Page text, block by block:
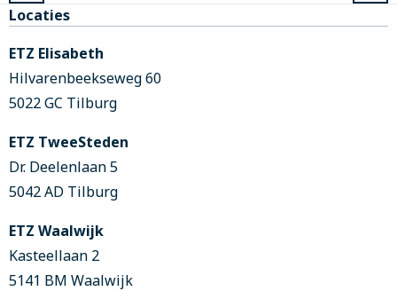
Site
footer
Locaties
ETZ Elisabeth
Hilvarenbeekseweg 60
5022 GC Tilburg
ETZ TweeSteden
Dr. Deelenlaan 5
5042 AD Tilburg
ETZ Waalwijk
Kasteellaan 2
5141 BM Waalwijk